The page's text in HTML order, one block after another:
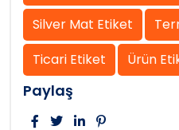
Silver Mat Etiket
Ticari Etiket
Ürün
Paylaş